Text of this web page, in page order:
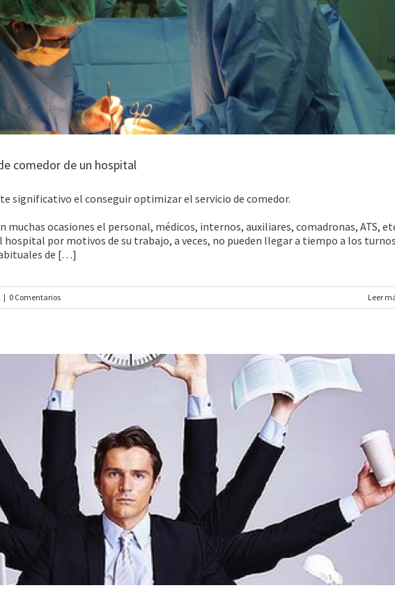
comedor de un hospital
significativo el conseguir optimizar el servicio de comedor.
muchas ocasiones el personal, médicos, internos, auxiliares, comadronas, ATS,
hospital por motivos de su trabajo, a veces, no pueden llegar a tiempo a los
de […]
| 0 Comentarios Leer